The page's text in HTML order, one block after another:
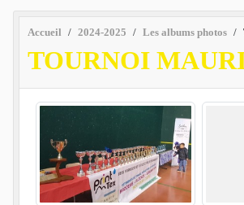
Accueil 2024-2025 Les albums photos
TOURNOI